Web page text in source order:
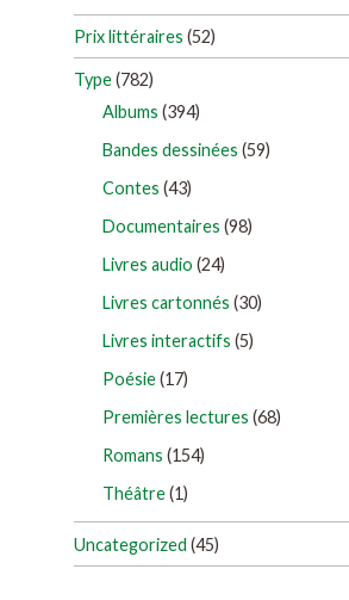
Prix littéraires (52)
Type(782)
Albums (394)
Bandes dessinées (59)
Contes (43)
Documentaires (98)
Livres audio (24)
Livres cartonnés (30)
Livres interactifs (5)
Poésie(17)
Premières lectures (68)
Romans (154)
Théâtre(1)
Uncategorized (45)